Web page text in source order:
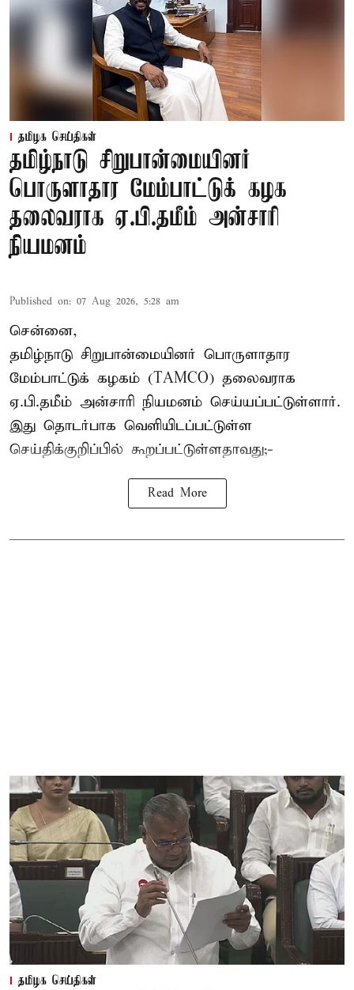
தமிழக செய்திகள்
தமிழ்நாடு சிறுபான்மையினர்
பொருளாதார மேம்பாட்டுக் கழக
தலைவராக ஏ.பி.தமீம் அன்சாரி
நியமனம்
Published on: 07 Aug 2026, 5:28 am
சென்னை,
தமிழ்நாடு சிறுபான்மையினர் பொருளாதார
மேம்பாட்டுக் கழகம் (TAMCO) தலைவராக
ஏ.பி.தமீம் அன்சாரி நியமனம் செய்யப்பட்டுள்ளார்.
இது தொடர்பாக வெளியிடப்பட்டுள்ள
செய்திக்குறிப்பில் கூறப்பட்டுள்ளதாவது;-
Read More
தமிழக செய்திகள்